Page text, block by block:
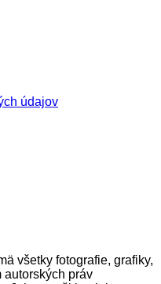
údajov
všetky fotografie, grafiky,
autorských práv